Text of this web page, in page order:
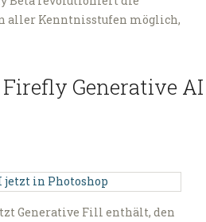
aller Kenntnisstufen möglich,
Generative AI
Generative Fill enthält, den